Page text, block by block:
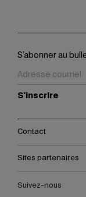
S’abonner au
S'inscrire
Contact
Sites partenaires
Suivez-nous